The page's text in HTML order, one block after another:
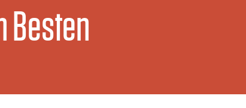
Besten